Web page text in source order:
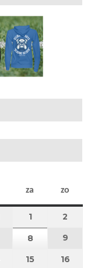
vrijdag
za zaterdag
zo
31 juli 2026
11 augustus
2
2026
7 augustus 2026
88 augustus
9
2026
14 augustus 2026
15 15 16